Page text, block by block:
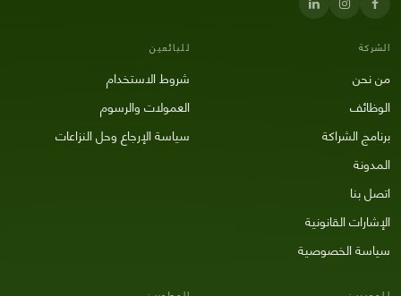
الشركة
من نحن
الوظائف
برنامج الشراكة
المدونة
اتصل بنا
الإشارات القانونية
سياسة الخصوصية
للبائعين
شروط الاستخدام
العمولات والرسوم
سياسة الإرجاع وحل النزاعات